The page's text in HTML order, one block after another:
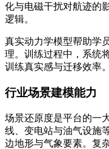
化与电磁干扰对航迹的
逻辑。
真实动力学模型帮助学
理。训练过程中，系统
训练真实感与迁移效率。
行业场景建模能力
场景还原度是平台的一
线、变电站与油气设施
边地形与气象要素。复